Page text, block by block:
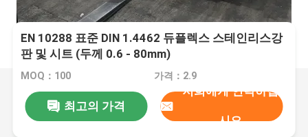
EN 10288 표준 DIN 1.4462 듀플렉스 스테인리스강
판 및 시트 (두께 0.6 - 80mm)
MOQ：100 가격：2.9
최고의 가격
저희에게 연락하십
시오